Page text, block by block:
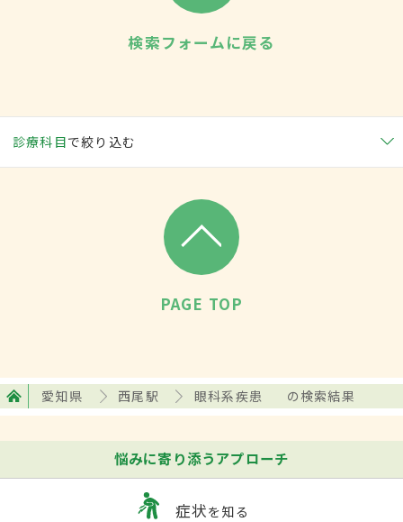
検索フォームに戻る
診療科目で絞り込む
PAGE TOP
愛知県 西尾駅 眼科系疾患 の検索結果
悩みに寄り添うアプローチ
症状を知る